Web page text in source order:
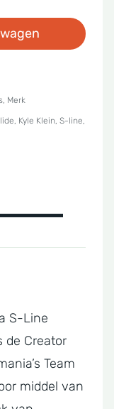
, Merk
, Kyle Klein, S-line,
S-Line
de Creator
Team
middel van